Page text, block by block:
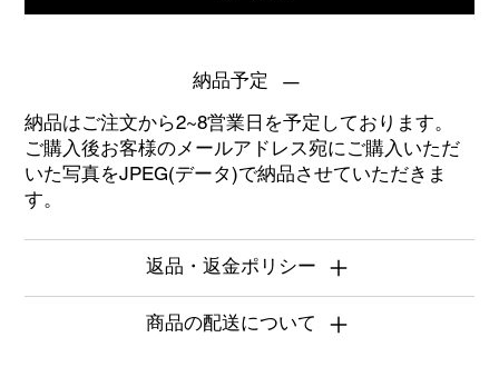
納品予定
納品はご注文から2~8営業日を予定しております。
ご購入後お客様のメールアドレス宛にご購入いただ
いた写真をJPEG(データ)で納品させていただきま
す。
返品・返金ポリシー
商品の配送について